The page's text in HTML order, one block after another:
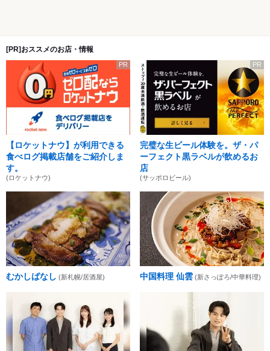
[PR]おススメのお店・情報
PR
【ロケットナウ】が利用できる
食べログ掲載店舗をご紹介しま
す。
(ロケットナウ)
PR
完璧な生ビール体験を。ザ・パ
ーフェクト黒ラベルが飲めるお
店
(サッポロビール)
むかしばなし (新札幌/居酒屋) 中国料理 仙雲 (新さっぽろ/中華料理)